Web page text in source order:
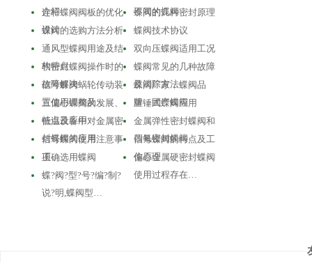
介绍
不同的蝶阀
连杆蝶阀阀板的优化
设计
蝶阀的几种密封原理
蝶阀的选购方法分析
蝶阀技术协议
通风型蝶阀用途及结
构特点
双向压蝶阀适用工况
软密封蝶阀操作时的
故障解决
蝶阀常见的几种故障
及消除方法
信号蝶阀蜗轮传动装
置使用调整及…
蝶阀厂家，蝶阀品
牌，国产蝶阀
三偏心蝶阀的发展、
特点及应用
重锤式蝶阀应用
低温设备中对金属密
封蝶阀的应用
金属弹性密封蝶阀和
四氟密封蝶阀
信号蝶阀使用注意事
项
信号蝶阀的特点及工
作原理
正确选用蝶阀
偏心金属硬密封蝶阀
使用过程存在…
蝶?阀?型?号?编?制?
说?明,蝶阀型…